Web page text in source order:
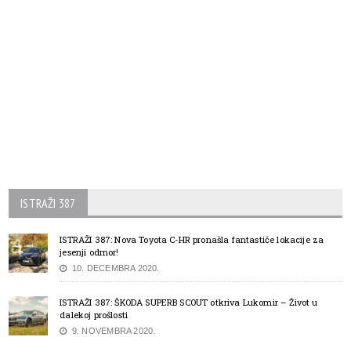
ISTRAŽI 387
ISTRAŽI 387: Nova Toyota C-HR pronašla fantastiče lokacije za
jesenji odmor!
10. DECEMBRA 2020.
ISTRAŽI 387: ŠKODA SUPERB SCOUT otkriva Lukomir – Život u
dalekoj prošlosti
9. NOVEMBRA 2020.